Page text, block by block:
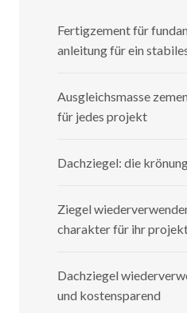
Fertigzement für
anleitung für ein
Ausgleichsmasse
für jedes projekt
Dachziegel: die
Ziegel
charakter für ihr
Dachziegel
und kostensparend